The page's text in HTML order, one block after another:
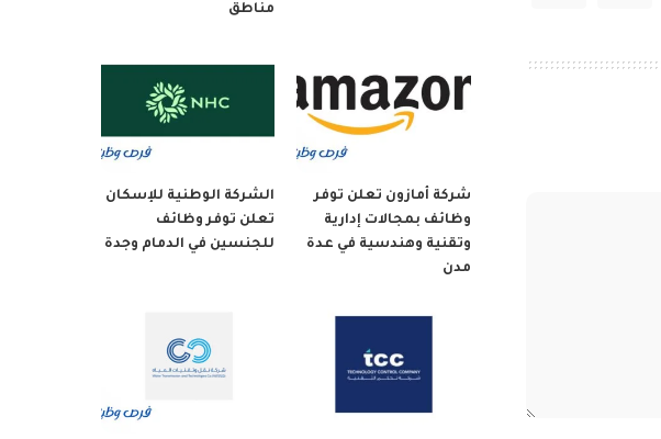
مناطق
شركة أمازون تعلن توفر
وظائف بمجالات إدارية
وتقنية وهندسية في عدة
مدن
الشركة الوطنية للإسكان
تعلن توفر وظائف
للجنسين في الدمام وجدة